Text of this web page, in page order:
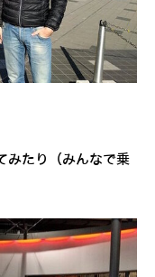
たり（みんなで乗